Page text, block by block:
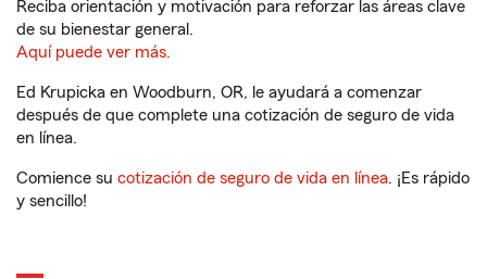
Reciba orientación y motivación para reforzar las áreas clave
de su bienestar general.
Aquí puede ver más.
Ed Krupicka en Woodburn, OR, le ayudará a comenzar
después de que complete una cotización de seguro de vida
en línea.
Comience su cotización de seguro de vida en línea. ¡Es rápido
y sencillo!